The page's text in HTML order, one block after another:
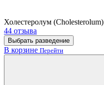
Холестеролум (Cholesterolum)
44 отзыва
Выбрать разведение
В корзине Перейти